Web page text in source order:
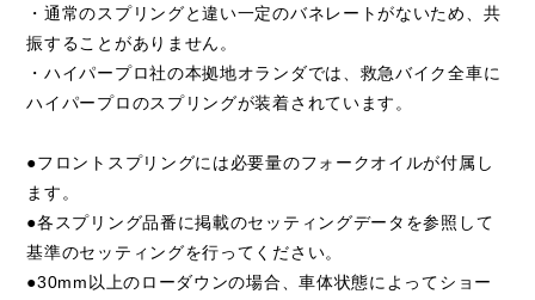
・通常のスプリングと違い一定のバネレートがないため、共
振することがありません。
・ハイパープロ社の本拠地オランダでは、救急バイク全車に
ハイパープロのスプリングが装着されています。
●フロントスプリングには必要量のフォークオイルが付属し
ます。
●各スプリング品番に掲載のセッティングデータを参照して
基準のセッティングを行ってください。
●30mm以上のローダウンの場合、車体状態によってショー